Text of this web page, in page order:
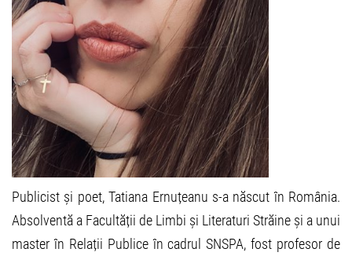
Publicist și poet, Tatiana Ernuțeanu s-a născut în România.
Absolventă a Facultății de Limbi și Literaturi Străine și a unui
master în Relații Publice în cadrul SNSPA, fost profesor de